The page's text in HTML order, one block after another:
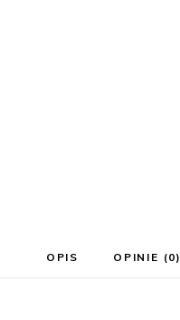
OPIS OPINIE (0)